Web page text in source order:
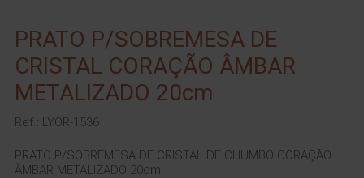
PRATO P/SOBREMESA DE
CRISTAL CORAÇÃO ÂMBAR
METALIZADO 20cm
Ref.: LYOR-1536
PRATO P/SOBREMESA DE CRISTAL DE CHUMBO CORAÇÃO
ÂMBAR METALIZADO 20cm